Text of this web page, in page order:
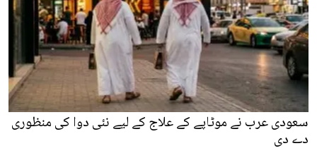
سعودی عرب نے موٹاپے کے علاج کے لیے نئی دوا کی منظوری
دے دی